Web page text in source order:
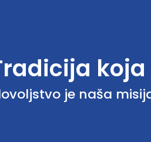
koja
je naša